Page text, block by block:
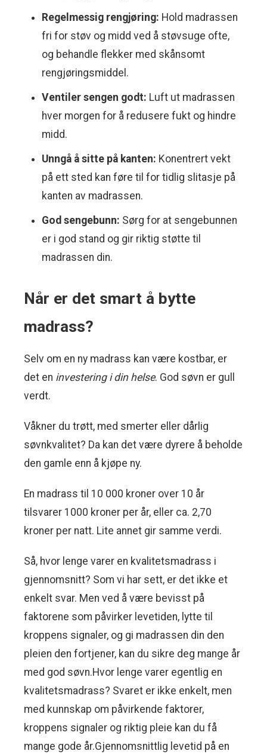
Regelmessig rengjøring: Hold madrassen
fri for støv og midd ved å støvsuge ofte,
og behandle flekker med skånsomt
rengjøringsmiddel.
Ventiler sengen godt: Luft ut madrassen
hver morgen for å redusere fukt og hindre
midd.
Unngå å sitte på kanten: Konentrert vekt
på ett sted kan føre til for tidlig slitasje på
kanten av madrassen.
God sengebunn: Sørg for at sengebunnen
er i god stand og gir riktig støtte til
madrassen din.
Når er det smart å bytte
madrass?
Selv om en ny madrass kan være kostbar, er
det en investering i din helse. God søvn er gull
verdt.
Våkner du trøtt, med smerter eller dårlig
søvnkvalitet? Da kan det være dyrere å beholde
den gamle enn å kjøpe ny.
En madrass til 10 000 kroner over 10 år
tilsvarer 1000 kroner per år, eller ca. 2,70
kroner per natt. Lite annet gir samme verdi.
Så, hvor lenge varer en kvalitetsmadrass i
gjennomsnitt? Som vi har sett, er det ikke et
enkelt svar. Men ved å være bevisst på
faktorene som påvirker levetiden, lytte til
kroppens signaler, og gi madrassen din den
pleien den fortjener, kan du sikre deg mange år
med god søvn.Hvor lenge varer egentlig en
kvalitetsmadrass? Svaret er ikke enkelt, men
med kunnskap om påvirkende faktorer,
kroppens signaler og riktig pleie kan du få
mange gode år.Gjennomsnittlig levetid på en